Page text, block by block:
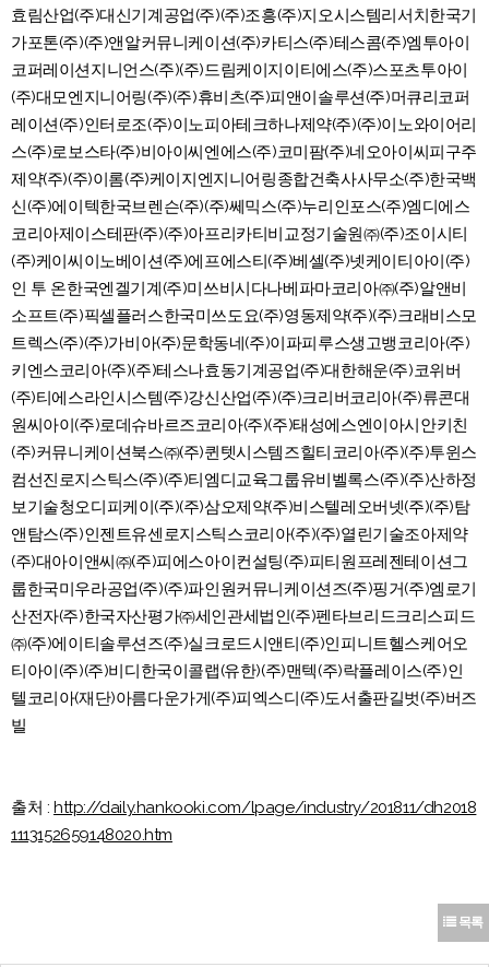
효림산업(주)대신기계공업(주)(주)조흥(주)지오시스템리서치한국기
가포톤(주)(주)앤알커뮤니케이션(주)카티스(주)테스콤(주)엠투아이
코퍼레이션지니언스(주)(주)드림케이지이티에스(주)스포츠투아이
(주)대모엔지니어링(주)(주)휴비츠(주)피앤이솔루션(주)머큐리코퍼
레이션(주)인터로조(주)이노피아테크하나제약(주)(주)이노와이어리
스(주)로보스타(주)비아이씨엔에스(주)코미팜(주)네오아이씨피구주
제약(주)(주)이롬(주)케이지엔지니어링종합건축사사무소(주)한국백
신(주)에이텍한국브렌슨(주)(주)쎄믹스(주)누리인포스(주)엠디에스
코리아제이스테판(주)(주)아프리카티비교정기술원㈜(주)조이시티
(주)케이씨이노베이션(주)에프에스티(주)베셀(주)넷케이티아이(주)
인 투 온한국엔겔기계(주)미쓰비시다나베파마코리아㈜(주)알앤비
소프트(주)픽셀플러스한국미쓰도요(주)영동제약(주)(주)크래비스모
트렉스(주)(주)가비아(주)문학동네(주)이파피루스생고뱅코리아(주)
키엔스코리아(주)(주)테스나효동기계공업(주)대한해운(주)코위버
(주)티에스라인시스템(주)강신산업(주)(주)크리버코리아(주)류콘대
원씨아이(주)로데슈바르즈코리아(주)(주)태성에스엔이아시안키친
(주)커뮤니케이션북스㈜(주)퀸텟시스템즈힐티코리아(주)(주)투윈스
컴선진로지스틱스(주)(주)티엠디교육그룹유비벨록스(주)(주)산하정
보기술청오디피케이(주)(주)삼오제약(주)비스텔레오버넷(주)(주)탐
앤탐스(주)인젠트유센로지스틱스코리아(주)(주)열린기술조아제약
(주)대아이앤씨㈜(주)피에스아이컨설팅(주)피티원프레젠테이션그
룹한국미우라공업(주)(주)파인원커뮤니케이션즈(주)핑거(주)엠로기
산전자(주)한국자산평가㈜세인관세법인(주)펜타브리드크리스피드
㈜(주)에이티솔루션즈(주)실크로드시앤티(주)인피니트헬스케어오
티아이(주)(주)비디한국이콜랩(유한)(주)맨텍(주)락플레이스(주)인
텔코리아(재단)아름다운가게(주)피엑스디(주)도서출판길벗(주)버즈
빌
출처 : http://daily.hankooki.com/lpage/industry/201811/dh2018
1113152659148020.htm
목록